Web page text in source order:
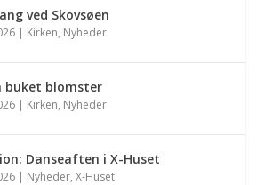
ved Skovsøen
| Kirken, Nyheder
buket blomster
| Kirken, Nyheder
Danseaften i X-Huset
| Nyheder,X-Huset